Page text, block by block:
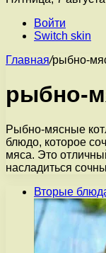
Войти
Switch skin
Главная/рыбно-
рыбно-
Рыбно-мясные
блюдо, которое
мяса. Это
насладиться
Вторые